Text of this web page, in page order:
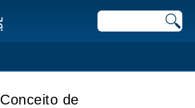
Conceito de